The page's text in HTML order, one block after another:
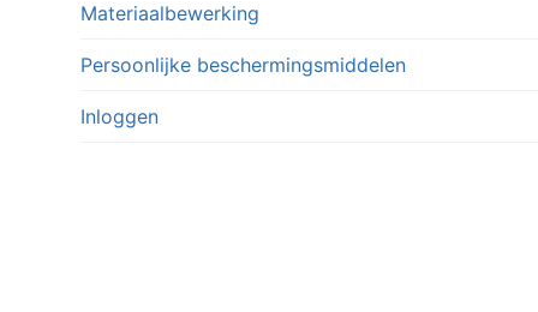
Materiaalbewerking
Persoonlijke beschermingsmiddelen
Inloggen